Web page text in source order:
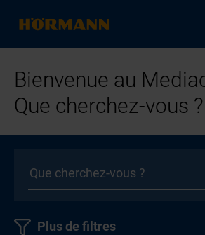
Bienvenue au
Que cherchez-vous ?
Plus de filtres